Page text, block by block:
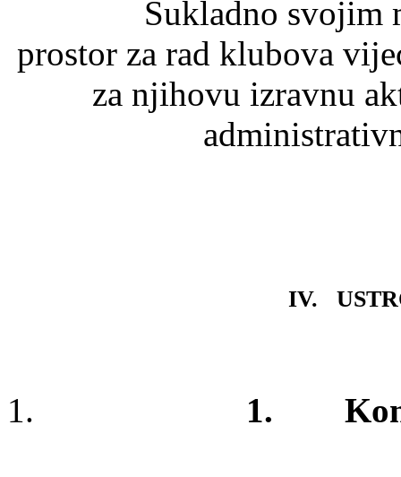
Sukladno svojim
prostor za rad klubova
za njihovu izravnu
IV.
1.